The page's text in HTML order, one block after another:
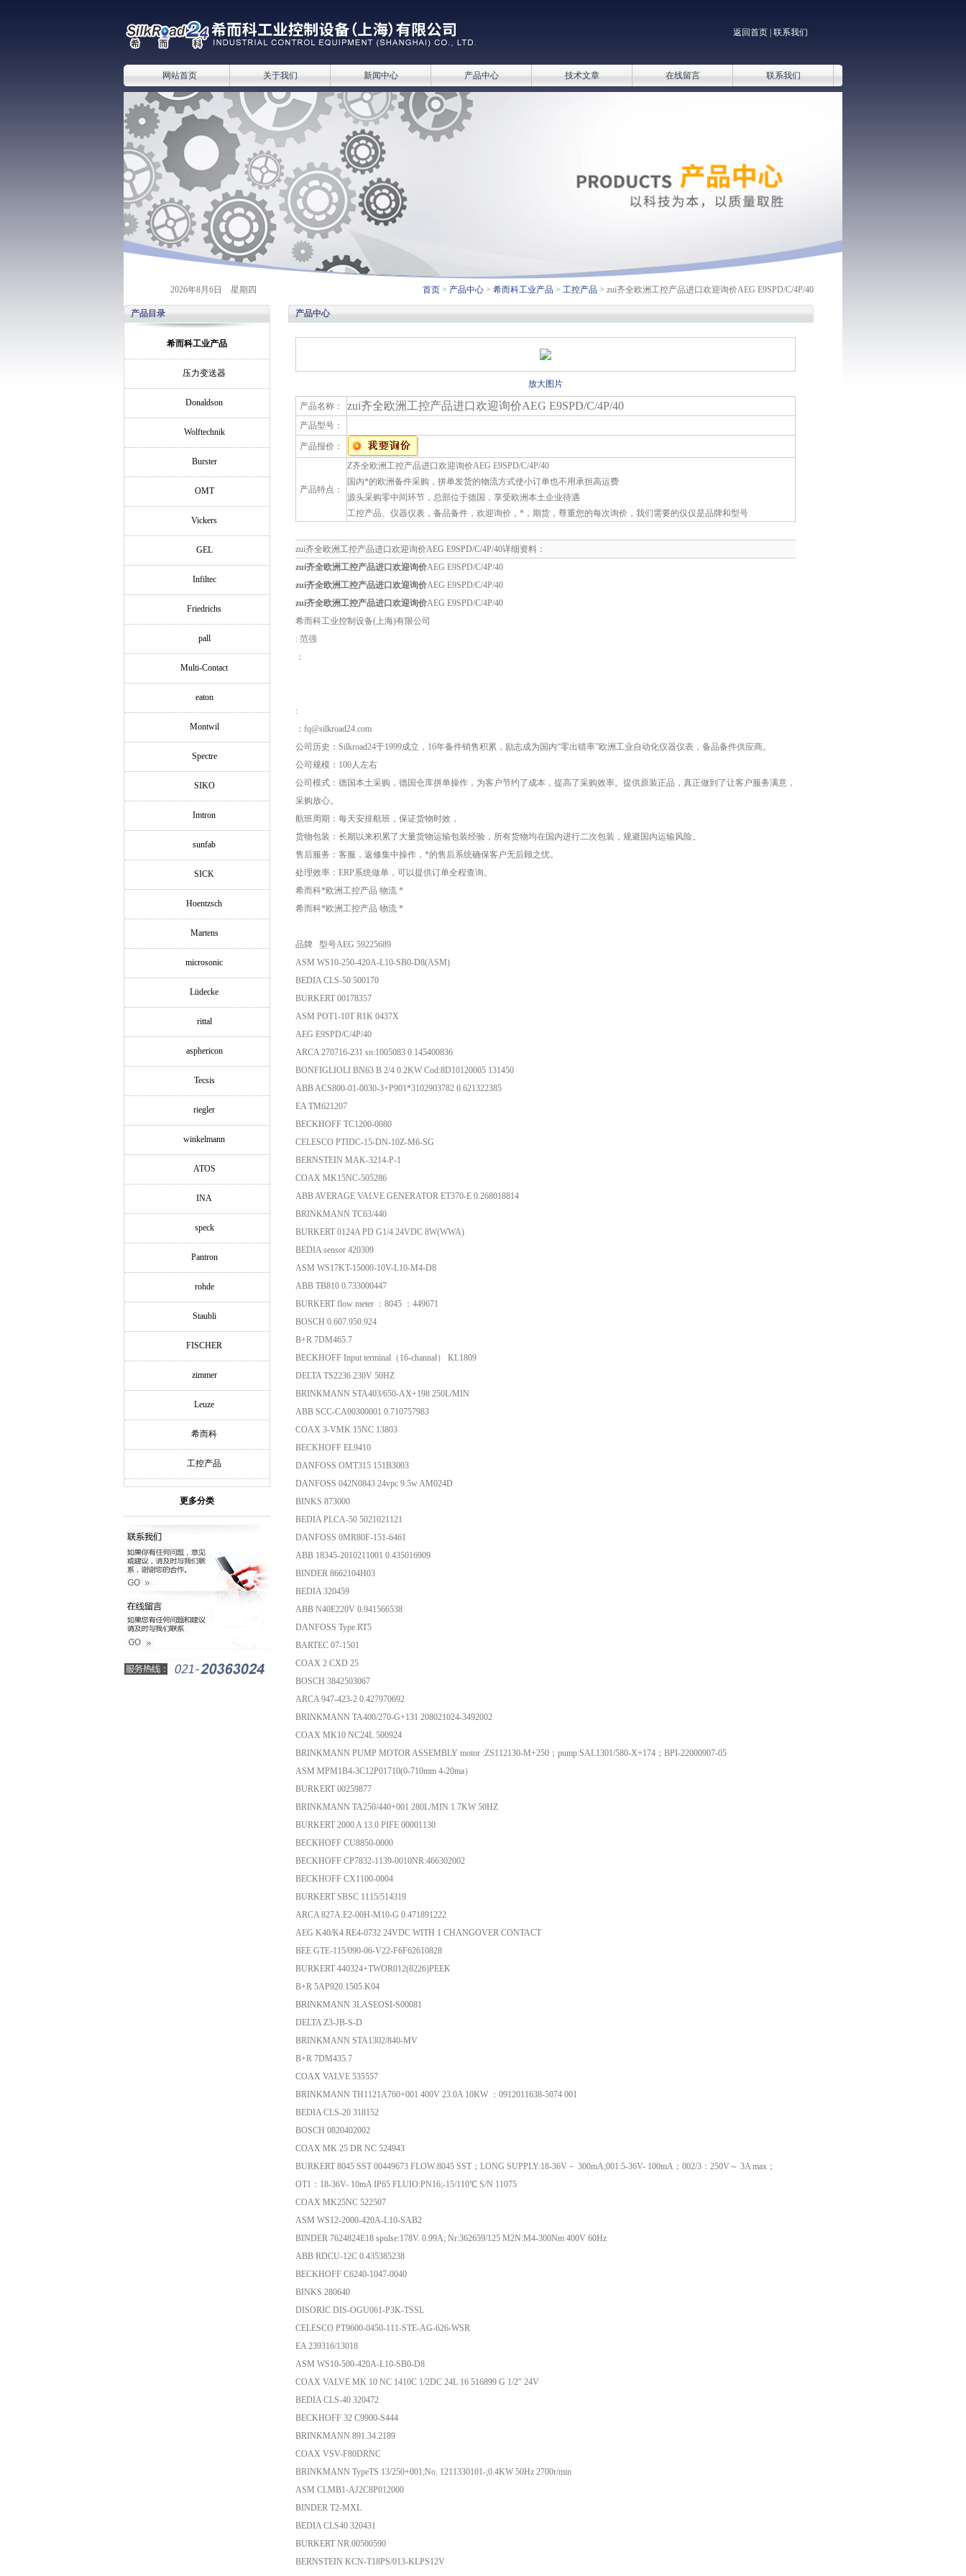
返回首页 联系我们
网站首页 关于我们 新闻中心 产品中心 技术文章 在线留言 联系我们
2026年8月6日 星期四 首页 > 产品中心 > 希而科工业产品 > 工控产品 > zui齐全欧洲工控产品进口欢迎询价AEG E9SPD/C/4P/40
产品目录
希而科工业产品
压力变送器
Donaldson
Wolftechnik
Burster
OMT
Vickers
GEL
Infiltec
Friedrichs
pall
Multi-Contact
eaton
Montwil
Spectre
SIKO
Imtron
sunfab
SICK
Hoentzsch
Martens
microsonic
Lüdecke
rittal
asphericon
Tecsis
riegler
winkelmann
ATOS
INA
speck
Pantron
rohde
Staubli
FISCHER
zimmer
Leuze
希而科
工控产品
更多分类
产品中心
放大图片
产品名称： zui齐全欧洲工控产品进口欢迎询价AEG E9SPD/C/4P/40
产品型号：
产品报价：
产品特点：
Z齐全欧洲工控产品进口欢迎询价AEG E9SPD/C/4P/40
国内*的欧洲备件采购，拼单发货的物流方式使小订单也不用承担高运费
源头采购零中间环节，总部位于德国，享受欧洲本土企业待遇
工控产品、仪器仪表，备品备件，欢迎询价，*，期货，尊重您的每次询价，我们需要的仅仅是品牌和型号
zui齐全欧洲工控产品进口欢迎询价AEG E9SPD/C/4P/40详细资料：
zui齐全欧洲工控产品进口欢迎询价AEG E9SPD/C/4P/40
zui齐全欧洲工控产品进口欢迎询价AEG E9SPD/C/4P/40
zui齐全欧洲工控产品进口欢迎询价AEG E9SPD/C/4P/40
希而科工业控制设备(上海)有限公司
: 范强
：
:
：fq@silkroad24.com
公司历史：Silkroad24于1999成立，16年备件销售积累，励志成为国内“零出错率”欧洲工业自动化仪器仪表，备品备件供应商。
公司规模：100人左右
公司模式：德国本土采购，德国仓库拼单操作，为客户节约了成本，提高了采购效率。提供原装正品，真正做到了让客户服务满意，
采购放心。
航班周期：每天安排航班，保证货物时效，
货物包装：长期以来积累了大量货物运输包装经验，所有货物均在国内进行二次包装，规避国内运输风险。
售后服务：客服，返修集中操作，*的售后系统确保客户无后顾之忧。
处理效率：ERP系统做单，可以提供订单全程查询。
希而科*欧洲工控产品 物流 *
希而科*欧洲工控产品 物流 *
品牌 型号AEG 59225689
ASM WS10-250-420A-L10-SB0-D8(ASM)
BEDIA CLS-50 500170
BURKERT 00178357
ASM POT1-10T R1K 0437X
AEG E9SPD/C/4P/40
ARCA 270716-231 sn:1005083 0.145400836
BONFIGLIOLI BN63 B 2/4 0.2KW Cod:8D10120005 131450
ABB ACS800-01-0030-3+P901*3102903782 0.621322385
EA TM621207
BECKHOFF TC1200-0080
CELESCO PTIDC-15-DN-10Z-M6-SG
BERNSTEIN MAK-3214-P-1
COAX MK15NC-505286
ABB AVERAGE VALVE GENERATOR ET370-E 0.268018814
BRINKMANN TC63/440
BURKERT 0124A PD G1/4 24VDC 8W(WWA)
BEDIA sensor 420309
ASM WS17KT-15000-10V-L10-M4-D8
ABB TB810 0.733000447
BURKERT flow meter ：8045 ：449671
BOSCH 0.607.950.924
B+R 7DM465.7
BECKHOFF Input terminal（16-channal） KL1809
DELTA TS2236 230V 50HZ
BRINKMANN STA403/650-AX+198 250L/MIN
ABB SCC-CA00300001 0.710757983
COAX 3-VMK 15NC 13803
BECKHOFF EL9410
DANFOSS OMT315 151B3003
DANFOSS 042N0843 24vpc 9.5w AM024D
BINKS 873000
BEDIA PLCA-50 5021021121
DANFOSS 0MR80F-151-6461
ABB 18345-2010211001 0.435016909
BINDER 8662104H03
BEDIA 320459
ABB N40E220V 0.941566538
DANFOSS Type RT5
BARTEC 07-1501
COAX 2 CXD 25
BOSCH 3842503067
ARCA 947-423-2 0.427970692
BRINKMANN TA400/270-G+131 208021024-3492002
COAX MK10 NC24L 500924
BRINKMANN PUMP MOTOR ASSEMBLY motor :ZS112130-M+250；pump:SAL1301/580-X+174；BPI-22000907-05
ASM MPM1B4-3C12P01710(0-710mm 4-20ma）
BURKERT 00259877
BRINKMANN TA250/440+001 280L/MIN 1.7KW 50HZ
BURKERT 2000 A 13.0 PIFE 00001130
BECKHOFF CU8850-0000
BECKHOFF CP7832-1139-0010NR:466302002
BECKHOFF CX1100-0004
BURKERT SBSC 1115/514319
ARCA 827A.E2-00H-M10-G 0.471891222
AEG K40/K4 RE4-0732 24VDC WITH 1 CHANGOVER CONTACT
BEE GTE-115/090-06-V22-F6F62610828
BURKERT 440324+TWOR012(8226)PEEK
B+R 5AP920.1505.K04
BRINKMANN 3LASEOSI-S00081
DELTA Z3-JB-S-D
BRINKMANN STA1302/840-MV
B+R 7DM435.7
COAX VALVE 535557
BRINKMANN TH1121A760+001 400V 23.0A 10KW ：0912011638-5074 001
BEDIA CLS-20 318152
BOSCH 0820402002
COAX MK 25 DR NC 524943
BURKERT 8045 SST 00449673 FLOW:8045 SST；LONG SUPPLY:18-36V－ 300mA;001:5-36V- 100mA；002/3：250V～ 3A max；
OT1：18-36V- 10mA IP65 FLUIO:PN16;-15/110℃ S/N 11075
COAX MK25NC 522507
ASM WS12-2000-420A-L10-SAB2
BINDER 7624824E18 spulse:178V. 0.99A; Nr:362659/125 M2N:M4-300Nm 400V 60Hz
ABB RDCU-12C 0.435385238
BECKHOFF C6240-1047-0040
BINKS 280640
DISORIC DIS-OGU061-P3K-TSSL
CELESCO PT9600-0450-111-STE-AG-626-WSR
EA 239316/13018
ASM WS10-500-420A-L10-SB0-D8
COAX VALVE MK 10 NC 1410C 1/2DC 24L 16 516899 G 1/2" 24V
BEDIA CLS-40 320472
BECKHOFF 32 C9900-S444
BRINKMANN 891.34.2189
COAX VSV-F80DRNC
BRINKMANN TypeTS 13/250+001;No. 1211330101-;0.4KW 50Hz 2700r/min
ASM CLMB1-AJ2C8P012000
BINDER T2-MXL
BEDIA CLS40 320431
BURKERT NR.00500590
BERNSTEIN KCN-T18PS/013-KLPS12V